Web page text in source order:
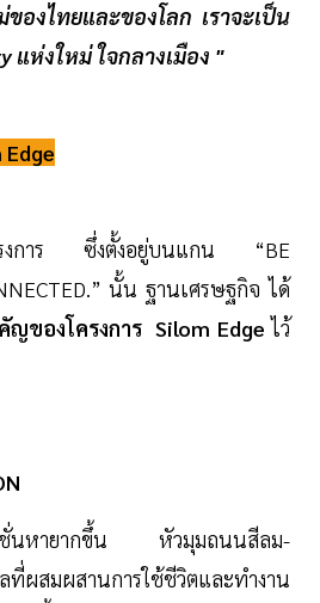
องไทยและของโลก เราจะเป็น
แห่งใหม่ ใจกลางเมือง "
Edge
งการ ซึ่งตั้งอยู่บนแกน “BE
นั้น ฐานเศรษฐกิจ ได้
ญของโครงการ Silom Edge ไว้
คชั่นหายากขึ้น หัวมุมถนนสีลม-
ที่ผสมผสานการใช้ชีวิตและทำงาน